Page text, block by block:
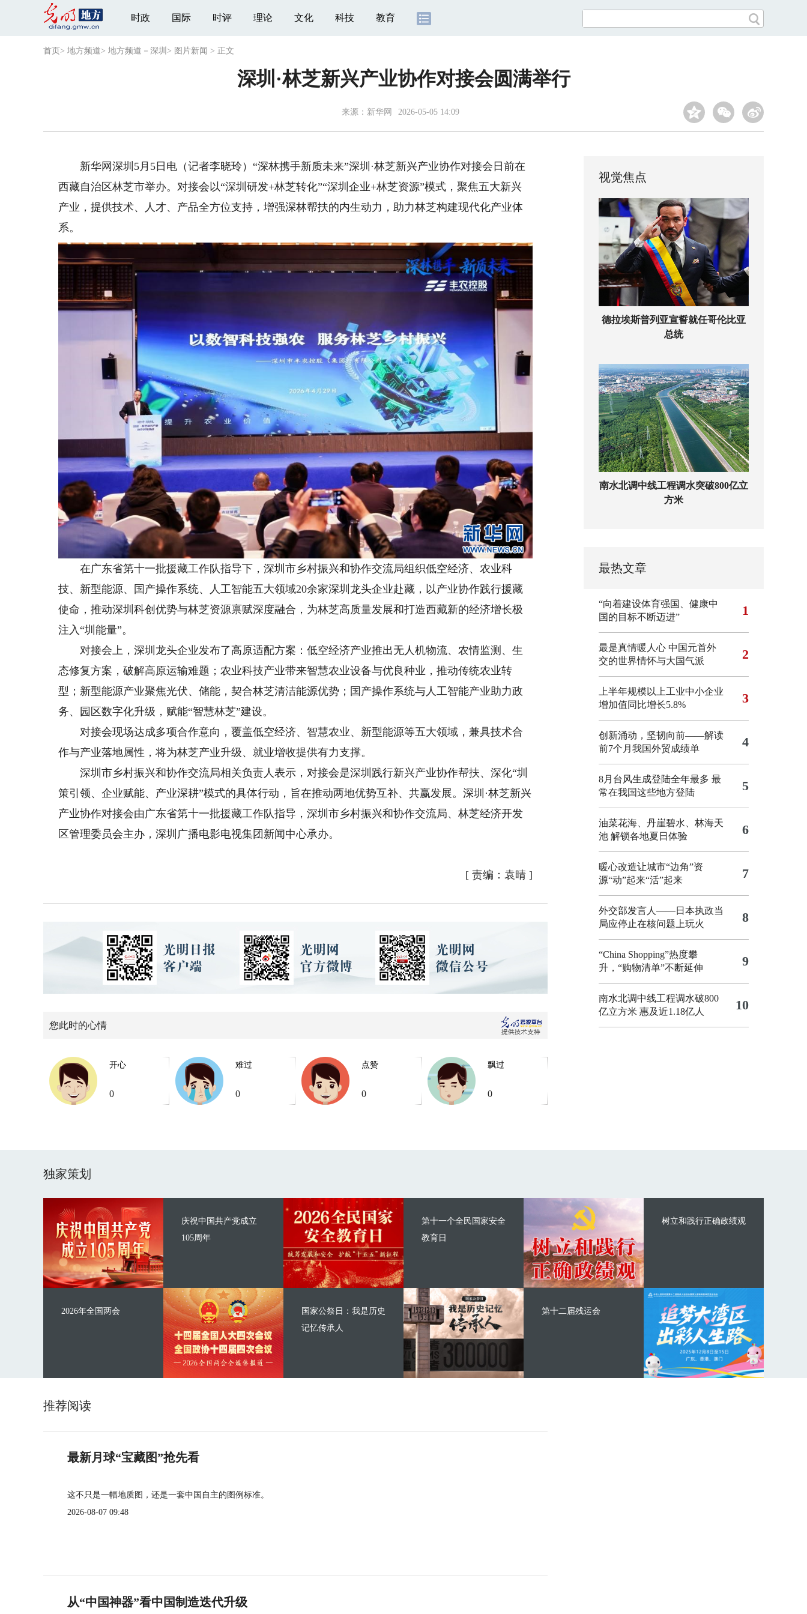
时政 国际 时评 理论 文化 科技 教育
首页 > 地方频道> 地方频道－深圳 > 图片新闻 > 正文
深圳·林芝新兴产业协作对接会圆满举行
来源： 新华网 2026-05-05 14:09
新华网深圳5月5日电（记者李晓玲）“深林携手新质未来”深圳·林芝新兴产业协作对接会日前在
西藏自治区林芝市举办。对接会以“深圳研发+林芝转化”“深圳企业+林芝资源”模式，聚焦五大新兴
产业，提供技术、人才、产品全方位支持，增强深林帮扶的内生动力，助力林芝构建现代化产业体
系。
在广东省第十一批援藏工作队指导下，深圳市乡村振兴和协作交流局组织低空经济、农业科
技、新型能源、国产操作系统、人工智能五大领域20余家深圳龙头企业赴藏，以产业协作践行援藏
使命，推动深圳科创优势与林芝资源禀赋深度融合，为林芝高质量发展和打造西藏新的经济增长极
注入“圳能量”。
对接会上，深圳龙头企业发布了高原适配方案：低空经济产业推出无人机物流、农情监测、生
态修复方案，破解高原运输难题；农业科技产业带来智慧农业设备与优良种业，推动传统农业转
型；新型能源产业聚焦光伏、储能，契合林芝清洁能源优势；国产操作系统与人工智能产业助力政
务、园区数字化升级，赋能“智慧林芝”建设。
对接会现场达成多项合作意向，覆盖低空经济、智慧农业、新型能源等五大领域，兼具技术合
作与产业落地属性，将为林芝产业升级、就业增收提供有力支撑。
深圳市乡村振兴和协作交流局相关负责人表示，对接会是深圳践行新兴产业协作帮扶、深化“圳
策引领、企业赋能、产业深耕”模式的具体行动，旨在推动两地优势互补、共赢发展。深圳·林芝新兴
产业协作对接会由广东省第十一批援藏工作队指导，深圳市乡村振兴和协作交流局、林芝经济开发
区管理委员会主办，深圳广播电影电视集团新闻中心承办。
[ 责编：袁晴 ]
您此时的心情
开心
0
难过
0
点赞
0
飘过
0
视觉焦点
德拉埃斯普列亚宣誓就任哥伦比亚
总统
南水北调中线工程调水突破800亿立
方米
最热文章
“向着建设体育强国、健康中
国的目标不断迈进”
1
最是真情暖人心 中国元首外
交的世界情怀与大国气派
2
上半年规模以上工业中小企业
增加值同比增长5.8%
3
创新涌动，坚韧向前——解读
前7个月我国外贸成绩单
4
8月台风生成登陆全年最多 最
常在我国这些地方登陆
5
油菜花海、丹崖碧水、林海天
池 解锁各地夏日体验
6
暖心改造让城市“边角”资
源“动”起来“活”起来
7
外交部发言人——日本执政当
局应停止在核问题上玩火
8
“China Shopping”热度攀
升，“购物清单”不断延伸
9
南水北调中线工程调水破800
亿立方米 惠及近1.18亿人
10
独家策划
庆祝中国共产党成立
105周年
2026年全国两会
第十一个全民国家安全
教育日
国家公祭日：我是历史
记忆传承人
树立和践行正确政绩观
第十二届残运会
推荐阅读
最新月球“宝藏图”抢先看
这不只是一幅地质图，还是一套中国自主的图例标准。
2026-08-07 09:48
从“中国神器”看中国制造迭代升级